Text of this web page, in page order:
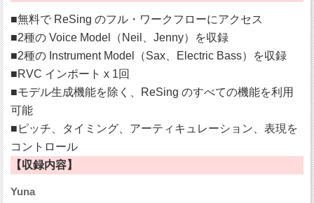
■無料で ReSing のフル・ワークフローにアクセス
■2種の Voice Model（Neil、Jenny）を収録
■2種の Instrument Model（Sax、Electric Bass）を収録
■RVC インポート x 1回
■モデル生成機能を除く、ReSing のすべての機能を利用
可能
■ピッチ、タイミング、アーティキュレーション、表現を
コントロール
【収録内容】
Yuna